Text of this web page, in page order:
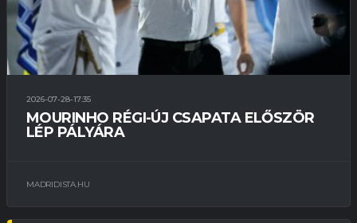
2026-07-28-17:35
MOURINHO RÉGI-ÚJ CSAPATA ELŐSZÖR
LÉP PÁLYÁRA
MADRIDISTA.HU